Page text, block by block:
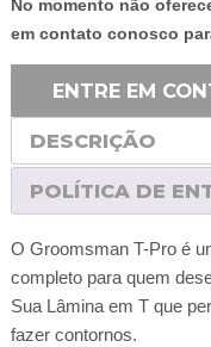
No momento não
em contato conosco
ENTRE EM
DESCRIÇÃO
POLÍTICA DE
O Groomsman T-Pro é
completo para quem
Sua Lâmina em T que
fazer contornos.